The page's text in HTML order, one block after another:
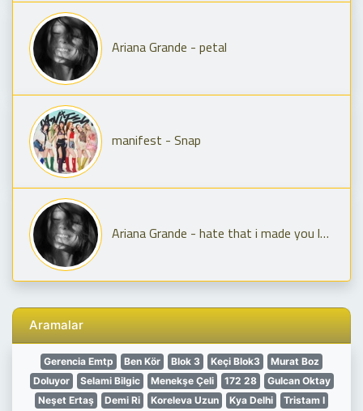
Ariana Grande - petal
manifest - Snap
Ariana Grande - hate that i made you love me
Aramalar
Gerencia Emtp Ben Kör Blok 3 Keçi Blok3
Murat Boz
Doluyor
Selami Bilgic Menekşe Çeli 172 28
Gulcan Oktay
Neşet Ertaş
Demi Ri Koreleva Uzun Kya Delhi
Tristam I